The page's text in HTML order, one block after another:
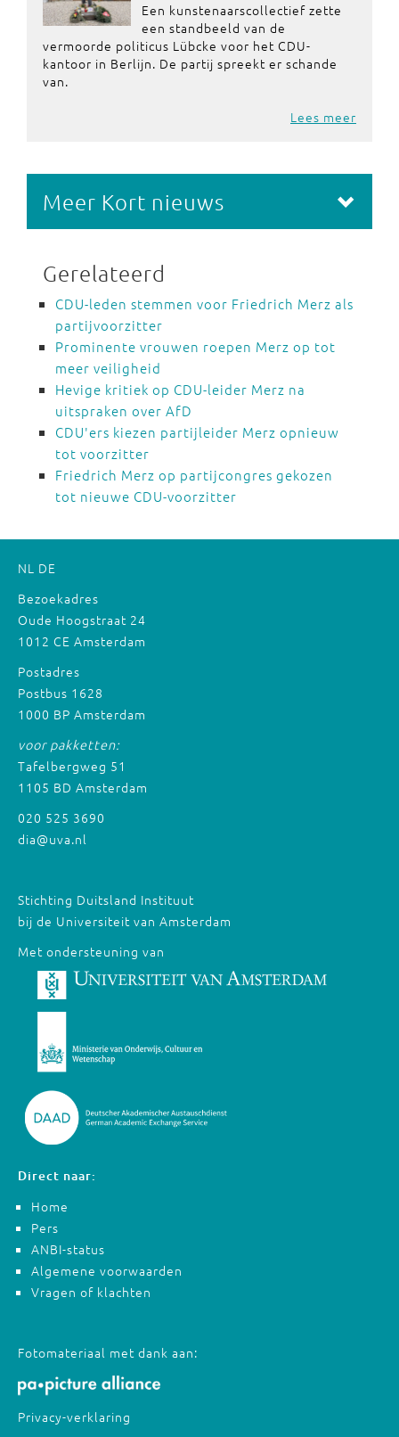
Een kunstenaarscollectief zette
een standbeeld van de
vermoorde politicus Lübcke voor het CDU-
kantoor in Berlijn. De partij spreekt er schande
van.
Lees meer
Meer Kort nieuws
Gerelateerd
CDU-leden stemmen voor Friedrich Merz als
partijvoorzitter
Prominente vrouwen roepen Merz op tot
meer veiligheid
Hevige kritiek op CDU-leider Merz na
uitspraken over AfD
CDU'ers kiezen partijleider Merz opnieuw
tot voorzitter
Friedrich Merz op partijcongres gekozen
tot nieuwe CDU-voorzitter
NL DE
Bezoekadres
Oude Hoogstraat 24
1012 CE Amsterdam
Postadres
Postbus 1628
1000 BP Amsterdam
voor pakketten:
Tafelbergweg 51
1105 BD Amsterdam
020 525 3690
dia@uva.nl
Stichting Duitsland Instituut
bij de Universiteit van Amsterdam
Met ondersteuning van
Direct naar:
Home
Pers
ANBI-status
Algemene voorwaarden
Vragen of klachten
Fotomateriaal met dank aan:
Privacy-verklaring